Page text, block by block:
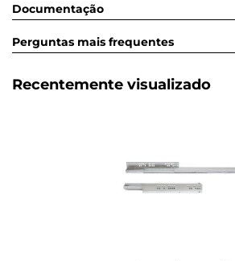
Documentação
Perguntas mais frequentes
Recentemente visualizado